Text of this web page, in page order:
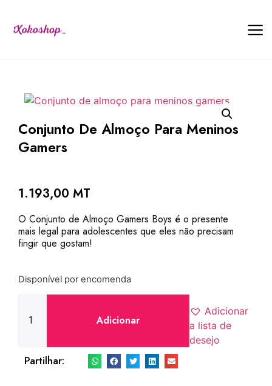
Conjunto De Almoço Para Meninos
Gamers
1.193,00 MT
O Conjunto de Almoço Gamers Boys é o presente
mais legal para adolescentes que eles não precisam
fingir que gostam!
Disponível por encomenda
Adicionar
Adicionar
a lista de
desejo
Partilhar: